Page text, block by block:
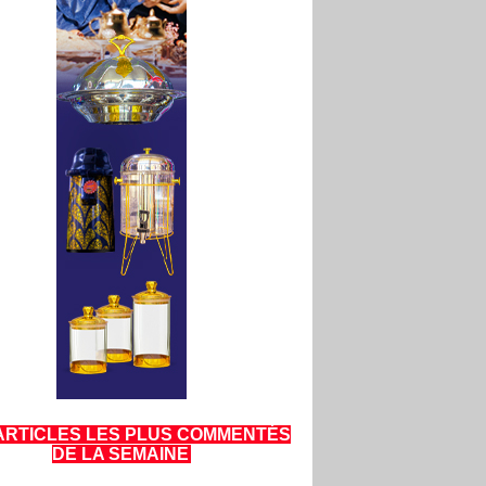
LES PLUS COMMENTÉS
DE LA SEMAINE